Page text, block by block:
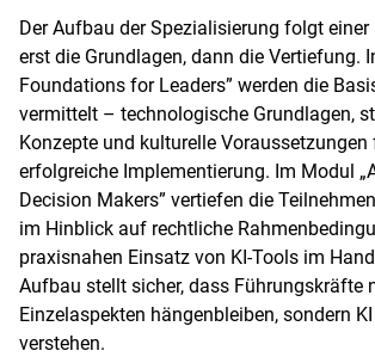
Der Aufbau der Spezialisierung folgt einer
erst die Grundlagen, dann die Vertiefung.
Foundations for Leaders” werden die
vermittelt – technologische Grundlagen,
Konzepte und kulturelle Voraussetzungen
erfolgreiche Implementierung. Im Modul
Decision Makers” vertiefen die
im Hinblick auf rechtliche
praxisnahen Einsatz von KI-Tools im
Aufbau stellt sicher, dass Führungskräfte
Einzelaspekten hängenbleiben, sondern
verstehen.